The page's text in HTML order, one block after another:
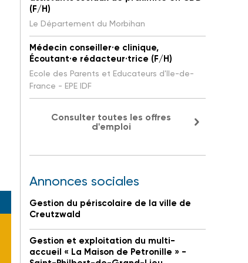
(F/H)
Le Département du Morbihan
Médecin conseiller·e clinique,
Écoutant·e rédacteur·trice (F/H)
Ecole des Parents et Educateurs d'Ile-de-
France - EPE IDF
Consulter toutes les offres
d'emploi
Annonces sociales
Gestion du périscolaire de la ville de
Creutzwald
Gestion et exploitation du multi-
accueil « La Maison de Petronille » -